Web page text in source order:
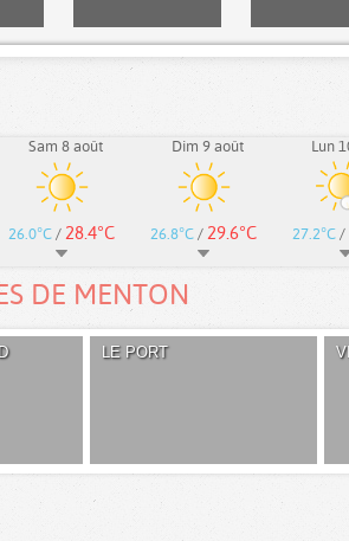
Sam 8 août
26.0°C / 28.4°C
Dim 9 août
26.8°C / 29.6°C
Lun
27.2°C /
DE MENTON
LE PORT